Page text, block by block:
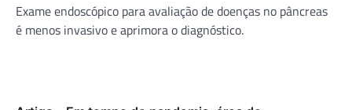
Exame endoscópico para avaliação de doenças no pâncreas
é menos invasivo e aprimora o diagnóstico.